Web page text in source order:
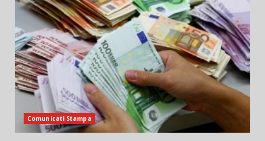
Comunicati Stampa